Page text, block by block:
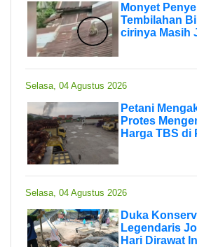
Monyet
Tembilahan
cirinya Masih
Selasa, 04 Agustus 2026
Petani
Protes
Harga TBS di
Selasa, 04 Agustus 2026
Duka
Legendaris
Hari Dirawat